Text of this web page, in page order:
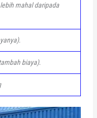
mahal daripada
biaya).